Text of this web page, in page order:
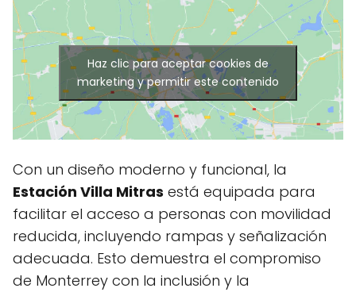
Haz clic para aceptar cookies de
marketing y permitir este contenido
Con un diseño moderno y funcional, la
Estación Villa Mitras está equipada para
facilitar el acceso a personas con movilidad
reducida, incluyendo rampas y señalización
adecuada. Esto demuestra el compromiso
de Monterrey con la inclusión y la